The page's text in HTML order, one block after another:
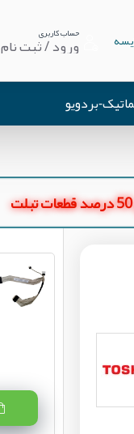
حساب کاربری
ورود / ثبت نام
بردویو